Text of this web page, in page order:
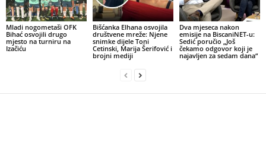
Mladi nogometaši OFK
Bihać osvojili drugo
mjesto na turniru na
Izačiću
Bišćanka Elhana osvojila
društvene mreže: Njene
snimke dijele Toni
Cetinski, Marija Šerifović i
brojni mediji
Dva mjeseca nakon
emisije na BiscaniNET-u:
Sedić poručio „Još
čekamo odgovor koji je
najavljen za sedam dana“